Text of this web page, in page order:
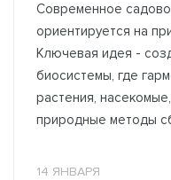
Современное
ориентируется на
Ключевая идея -
биосистемы, где
растения,
природные методы
14 ЯНВАРЯ